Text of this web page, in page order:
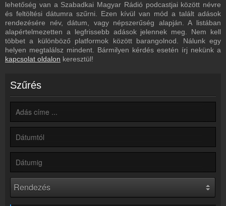
Műsorújság
Szabadkai Magyar Rádió műsorai
Kapcsolat
Írj nekünk!
Partnerek
Rádió beágyazás
Ágyazd be weboldaladba
Online rádió készítés
Készítés lépésről lépésre
lehetőség van a Szabadkai Magyar Rádió podcastjai között névre
és feltöltési dátumra szűrni. Ezen kívül van mód a talált adások
rendezésére név, dátum, vagy népszerűség alapján. A listában
alapértelmezetten a legfrissebb adások jelennek meg. Nem kell
többet a különböző platformok között barangolnod. Nálunk egy
helyen megtalálsz mindent. Bármilyen kérdés esetén írj nekünk a
kapcsolat oldalon keresztül!
Szűrés